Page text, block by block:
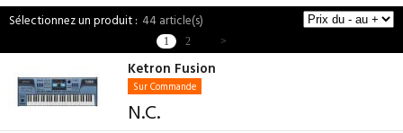
44 article(s)
1 2 >
Ketron Fusion
Sur Commande
N.C.